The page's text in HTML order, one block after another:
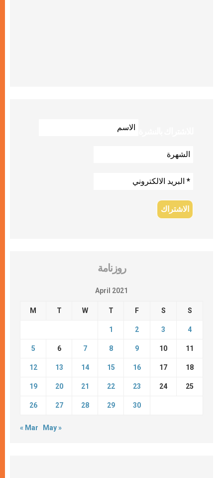
روزنامة
April 2021
M T W T F S S
1 2 3 4
5 6 7 8 9 10 11
12 13 14 15 16 17 18
19 20 21 22 23 24 25
26 27 28 29 30
« Mar May »